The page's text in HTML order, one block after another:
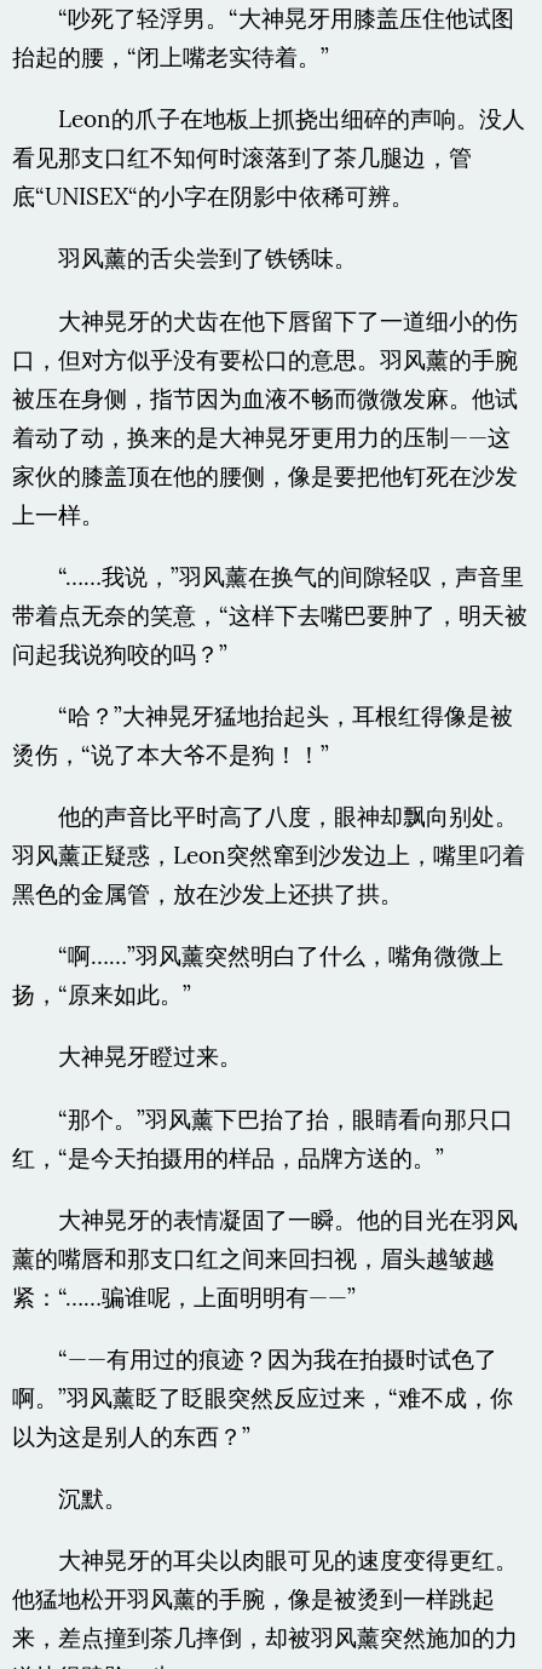
“吵死了轻浮男。“大神晃牙用膝盖压住他试图
抬起的腰，“闭上嘴老实待着。”
Leon的爪子在地板上抓挠出细碎的声响。没人
看见那支口红不知何时滚落到了茶几腿边，管
底“UNISEX“的小字在阴影中依稀可辨。
羽风薰的舌尖尝到了铁锈味。
大神晃牙的犬齿在他下唇留下了一道细小的伤
口，但对方似乎没有要松口的意思。羽风薰的手腕
被压在身侧，指节因为血液不畅而微微发麻。他试
着动了动，换来的是大神晃牙更用力的压制——这
家伙的膝盖顶在他的腰侧，像是要把他钉死在沙发
上一样。
“……我说，”羽风薰在换气的间隙轻叹，声音里
带着点无奈的笑意，“这样下去嘴巴要肿了，明天被
问起我说狗咬的吗？”
“哈？”大神晃牙猛地抬起头，耳根红得像是被
烫伤，“说了本大爷不是狗！！”
他的声音比平时高了八度，眼神却飘向别处。
羽风薰正疑惑，Leon突然窜到沙发边上，嘴里叼着
黑色的金属管，放在沙发上还拱了拱。
“啊……”羽风薰突然明白了什么，嘴角微微上
扬，“原来如此。”
大神晃牙瞪过来。
“那个。”羽风薰下巴抬了抬，眼睛看向那只口
红，“是今天拍摄用的样品，品牌方送的。”
大神晃牙的表情凝固了一瞬。他的目光在羽风
薰的嘴唇和那支口红之间来回扫视，眉头越皱越
紧：“……骗谁呢，上面明明有——”
“——有用过的痕迹？因为我在拍摄时试色了
啊。”羽风薰眨了眨眼突然反应过来，“难不成，你
以为这是别人的东西？”
沉默。
大神晃牙的耳尖以肉眼可见的速度变得更红。
他猛地松开羽风薰的手腕，像是被烫到一样跳起
来，差点撞到茶几摔倒，却被羽风薰突然施加的力